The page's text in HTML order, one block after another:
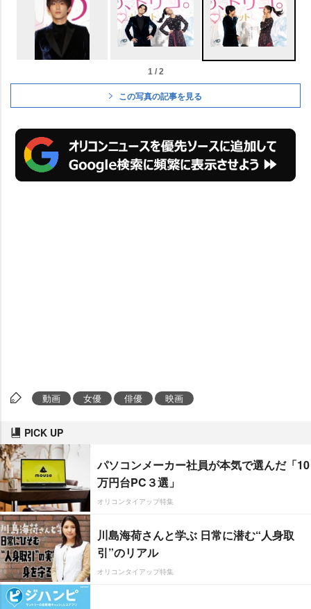
1 / 2
この写真の記事を見る
動画 女優 俳優 映画
PICK UP
パソコンメーカー社員が本気で選んだ「10
万円台PC３選」
オリコンタイアップ特集
川島海荷さんと学ぶ 日常に潜む“人身取
引”のリアル
オリコンタイアップ特集